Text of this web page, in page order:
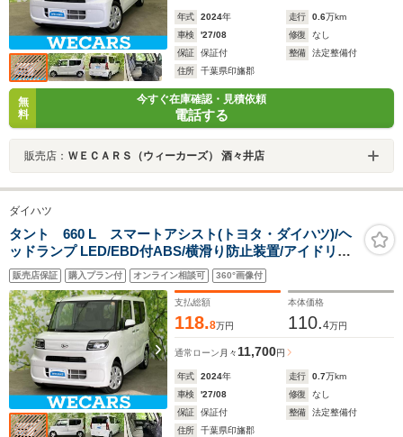
年式 2024年 走行 0.6万km
車検
'27/08 修復
なし
保証
保証付 整備
法定整備付
住所
千葉県印旛郡
無
料
今すぐ在庫確認・見積依頼
電話する
販売店： ＷＥＣＡＲＳ（ウィーカーズ） 酒々井店
ダイハツ
タント 660 L スマートアシスト(トヨタ・ダイハツ)/ヘ
ッドランプ LED/EBD付ABS/横滑り防止装置/アイドリン
グストップ/禁煙車/エアバッグ 運転席/エアバッグ 助手席/
衝突安全ボディ/パワーウインドウ
販売店保証 購入プラン付 オンライン相談可 360°画像付
支払総額
118.8万円
本体価格
110.4万円
通常ローン 月々11,700円
年式 2024年 走行 0.7万km
車検
'27/08 修復
なし
保証
保証付 整備
法定整備付
住所
千葉県印旛郡